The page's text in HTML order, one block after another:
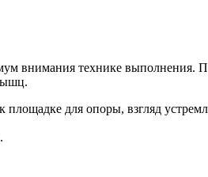
внимания технике выполнения.
для опоры, взгляд